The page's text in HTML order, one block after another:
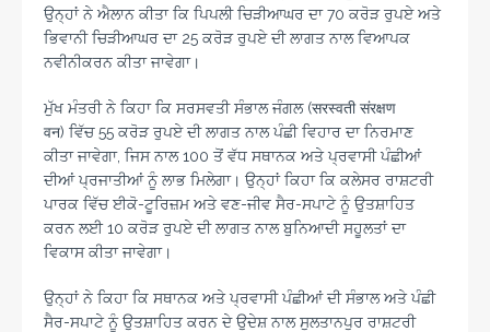
ਉਨ੍ਹਾਂ ਨੇ ਐਲਾਨ ਕੀਤਾ ਕਿ ਪਿਪਲੀ ਚਿੜੀਆਘਰ ਦਾ 70 ਕਰੋੜ ਰੁਪਏ ਅਤੇ
ਭਿਵਾਨੀ ਚਿੜੀਆਘਰ ਦਾ 25 ਕਰੋੜ ਰੁਪਏ ਦੀ ਲਾਗਤ ਨਾਲ ਵਿਆਪਕ
ਨਵੀਨੀਕਰਨ ਕੀਤਾ ਜਾਵੇਗਾ।
ਮੁੱਖ ਮੰਤਰੀ ਨੇ ਕਿਹਾ ਕਿ ਸਰਸਵਤੀ ਸੰਭਾਲ ਜੰਗਲ (सरस्वती संरक्षण
वन) ਵਿੱਚ 55 ਕਰੋੜ ਰੁਪਏ ਦੀ ਲਾਗਤ ਨਾਲ ਪੰਛੀ ਵਿਹਾਰ ਦਾ ਨਿਰਮਾਣ
ਕੀਤਾ ਜਾਵੇਗਾ, ਜਿਸ ਨਾਲ 100 ਤੋਂ ਵੱਧ ਸਥਾਨਕ ਅਤੇ ਪ੍ਰਵਾਸੀ ਪੰਛੀਆਂ
ਦੀਆਂ ਪ੍ਰਜਾਤੀਆਂ ਨੂੰ ਲਾਭ ਮਿਲੇਗਾ। ਉਨ੍ਹਾਂ ਕਿਹਾ ਕਿ ਕਲੇਸਰ ਰਾਸ਼ਟਰੀ
ਪਾਰਕ ਵਿੱਚ ਈਕੋ-ਟੂਰਿਜ਼ਮ ਅਤੇ ਵਣ-ਜੀਵ ਸੈਰ-ਸਪਾਟੇ ਨੂੰ ਉਤਸ਼ਾਹਿਤ
ਕਰਨ ਲਈ 10 ਕਰੋੜ ਰੁਪਏ ਦੀ ਲਾਗਤ ਨਾਲ ਬੁਨਿਆਦੀ ਸਹੂਲਤਾਂ ਦਾ
ਵਿਕਾਸ ਕੀਤਾ ਜਾਵੇਗਾ।
ਉਨ੍ਹਾਂ ਨੇ ਕਿਹਾ ਕਿ ਸਥਾਨਕ ਅਤੇ ਪ੍ਰਵਾਸੀ ਪੰਛੀਆਂ ਦੀ ਸੰਭਾਲ ਅਤੇ ਪੰਛੀ
ਸੈਰ-ਸਪਾਟੇ ਨੂੰ ਉਤਸ਼ਾਹਿਤ ਕਰਨ ਦੇ ਉਦੇਸ਼ ਨਾਲ ਸੁਲਤਾਨਪੁਰ ਰਾਸ਼ਟਰੀ